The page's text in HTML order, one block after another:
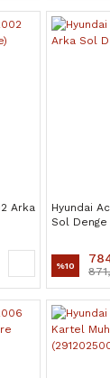
Arka
Hyundai
Sol Denge
%10